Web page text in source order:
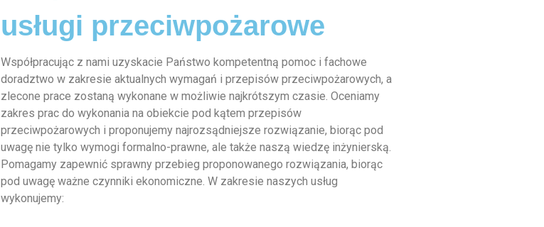
usługi przeciwpożarowe
Współpracując z nami uzyskacie Państwo kompetentną pomoc i fachowe
doradztwo w zakresie aktualnych wymagań i przepisów przeciwpożarowych, a
zlecone prace zostaną wykonane w możliwie najkrótszym czasie. Oceniamy
zakres prac do wykonania na obiekcie pod kątem przepisów
przeciwpożarowych i proponujemy najrozsądniejsze rozwiązanie, biorąc pod
uwagę nie tylko wymogi formalno-prawne, ale także naszą wiedzę inżynierską.
Pomagamy zapewnić sprawny przebieg proponowanego rozwiązania, biorąc
pod uwagę ważne czynniki ekonomiczne. W zakresie naszych usług
wykonujemy: